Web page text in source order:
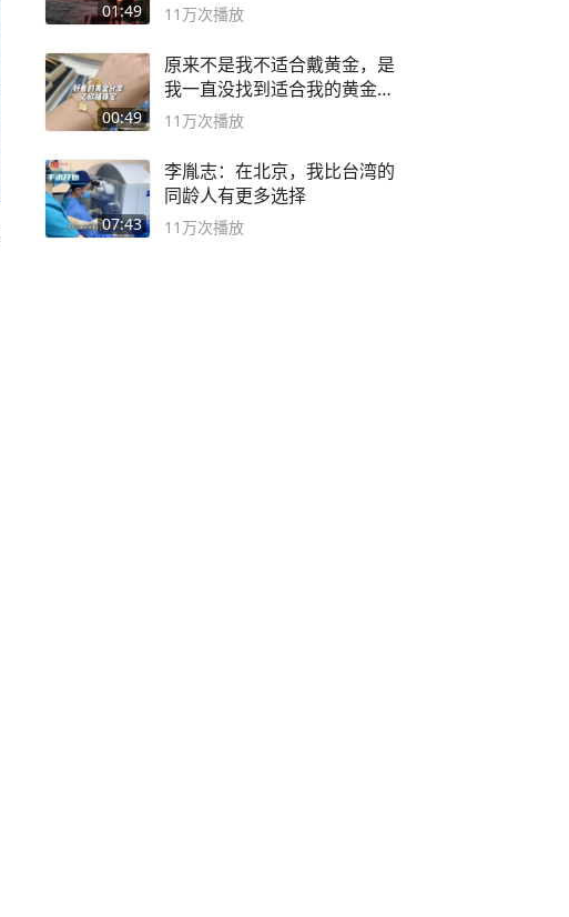
01:49
逛！
11万次播放
00:49
原来不是我不适合戴黄金，是
我一直没找到适合我的黄金
😭
11万次播放
07:43
李胤志：在北京，我比台湾的
同龄人有更多选择
11万次播放